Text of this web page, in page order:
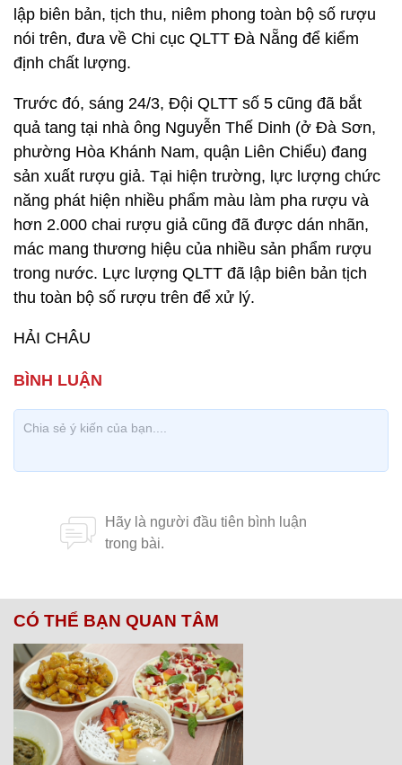
lập biên bản, tịch thu, niêm phong toàn bộ số rượu
nói trên, đưa về Chi cục QLTT Đà Nẵng để kiểm
định chất lượng.
Trước đó, sáng 24/3, Đội QLTT số 5 cũng đã bắt
quả tang tại nhà ông Nguyễn Thế Dinh (ở Đà Sơn,
phường Hòa Khánh Nam, quận Liên Chiểu) đang
sản xuất rượu giả. Tại hiện trường, lực lượng chức
năng phát hiện nhiều phẩm màu làm pha rượu và
hơn 2.000 chai rượu giả cũng đã được dán nhãn,
mác mang thương hiệu của nhiều sản phẩm rượu
trong nước. Lực lượng QLTT đã lập biên bản tịch
thu toàn bộ số rượu trên để xử lý.
HẢI CHÂU
CÓ THỂ BẠN QUAN TÂM